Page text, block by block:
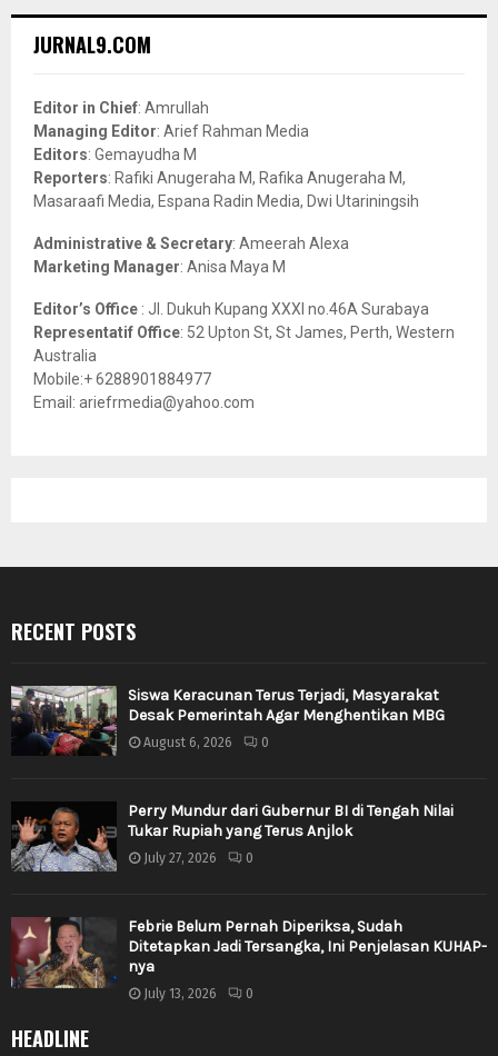
h
o
r
:
JURNAL9.COM
Editor in Chief: Amrullah
Managing Editor: Arief Rahman Media
Editors: Gemayudha M
Reporters: Rafiki Anugeraha M, Rafika Anugeraha M,
Masaraafi Media, Espana Radin Media, Dwi Utariningsih
Administrative & Secretary: Ameerah Alexa
Marketing Manager: Anisa Maya M
Editor’s Office : Jl. Dukuh Kupang XXXI no.46A Surabaya
Representatif Office: 52 Upton St, St James, Perth, Western
Australia
Mobile:+ 6288901884977
Email: ariefrmedia@yahoo.com
RECENT POSTS
Siswa Keracunan Terus Terjadi, Masyarakat
Desak Pemerintah Agar Menghentikan MBG
August 6, 2026 0
Perry Mundur dari Gubernur BI di Tengah Nilai
Tukar Rupiah yang Terus Anjlok
July 27, 2026 0
Febrie Belum Pernah Diperiksa, Sudah
Ditetapkan Jadi Tersangka, Ini Penjelasan KUHAP-
nya
July 13, 2026 0
HEADLINE